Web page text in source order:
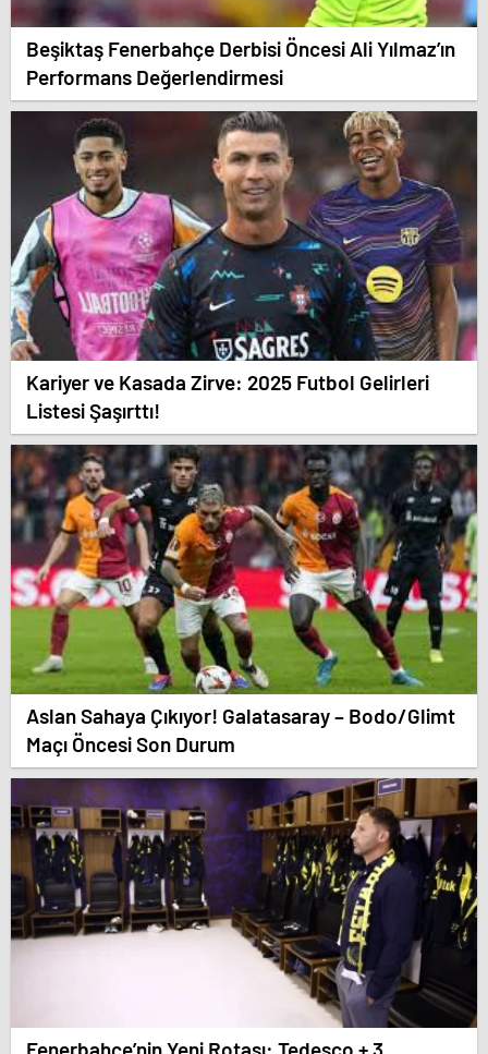
Beşiktaş Fenerbahçe Derbisi Öncesi Ali Yılmaz’ın
Performans Değerlendirmesi
Kariyer ve Kasada Zirve: 2025 Futbol Gelirleri
Listesi Şaşırttı!
Aslan Sahaya Çıkıyor! Galatasaray – Bodo/Glimt
Maçı Öncesi Son Durum